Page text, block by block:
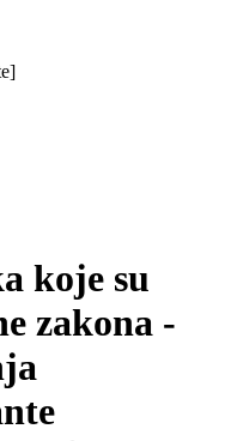
koje su
zakona -